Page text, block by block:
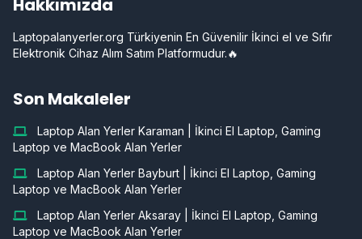
Hakkımızda
Laptopalanyerler.org Türkiyenin En Güvenilir İkinci el ve Sıfır
Elektronik Cihaz Alım Satım Platformudur.🔥
Son Makaleler
Laptop Alan Yerler Karaman | İkinci El Laptop, Gaming
Laptop ve MacBook Alan Yerler
Laptop Alan Yerler Bayburt | İkinci El Laptop, Gaming
Laptop ve MacBook Alan Yerler
Laptop Alan Yerler Aksaray | İkinci El Laptop, Gaming
Laptop ve MacBook Alan Yerler